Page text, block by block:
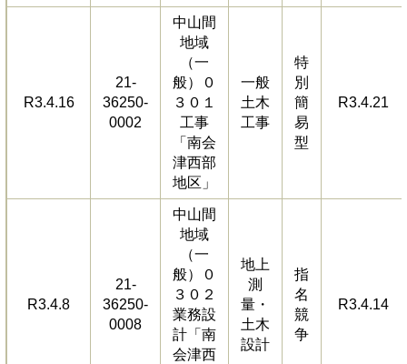
R3.4.16
21-
36250-
0002
中山間
地域
（一
般）０
３０１
工事
「南会
津西部
地区」
一般
土木
工事
特
別
簡
易
型
R3.4.21
R3.4.8
21-
36250-
0008
中山間
地域
（一
般）０
３０２
業務設
計「南
会津西
地上
測
量・
土木
設計
指
名
競
争
R3.4.14